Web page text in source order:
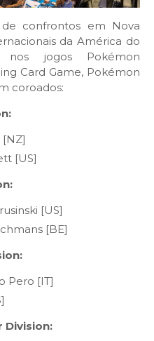
confrontos em Nova
da América do
jogos Pokémon
Card Game, Pokémon
coroados:
[NZ]
[US]
[US]
[BE]
Pero [IT]
Division: